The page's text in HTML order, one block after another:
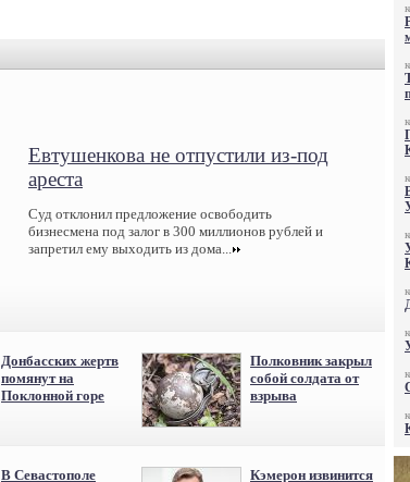
Евтушенкова не отпустили из-под
ареста
Суд отклонил предложение освободить
бизнесмена под залог в 300 миллионов рублей и
запретил ему выходить из дома...
Донбасских жертв
помянут на
Поклонной горе
Полковник закрыл
собой солдата от
взрыва
В Севастополе
Кэмерон извинится